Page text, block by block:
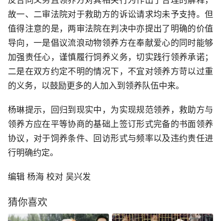
故一、二审法院对于救助方的诉讼请求均未予支持。但
值得注意的是，两审法院在判决中亦提出了明确的价值
导向，一是倡议流浪动物领养方在奉献爱心的同时能够
加强责任心，谨慎履行饲养义务，切实践行领养承诺；
二是在双方约定不明的情况下，不宜对领养方苛以过重
的义务，以鼓励更多的人加入到领养队伍中来。
杨琳提示，回归到现实中，为实现规范领养，救助方与
领养方应在平等协商的基础上签订形式完备的书面领养
协议，对于饲养条件、回访形式与频率以及违约责任进
行明确约定。
编辑 杨海 校对 吴兴发
猜你喜欢